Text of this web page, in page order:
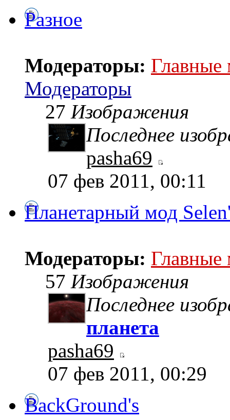
Разное
Модераторы: Главные
Модераторы
27 Изображения
Последнее
pasha69
07 фев 2011, 00:11
Планетарный мод
Модераторы: Главные
57 Изображения
Последнее
планета
pasha69
07 фев 2011, 00:29
BackGround's